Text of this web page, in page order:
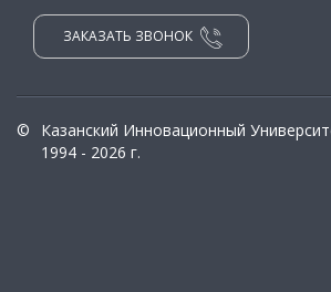
ЗАКАЗАТЬ ЗВОНОК
©
Казанский Инновационный
1994 - 2026 г.